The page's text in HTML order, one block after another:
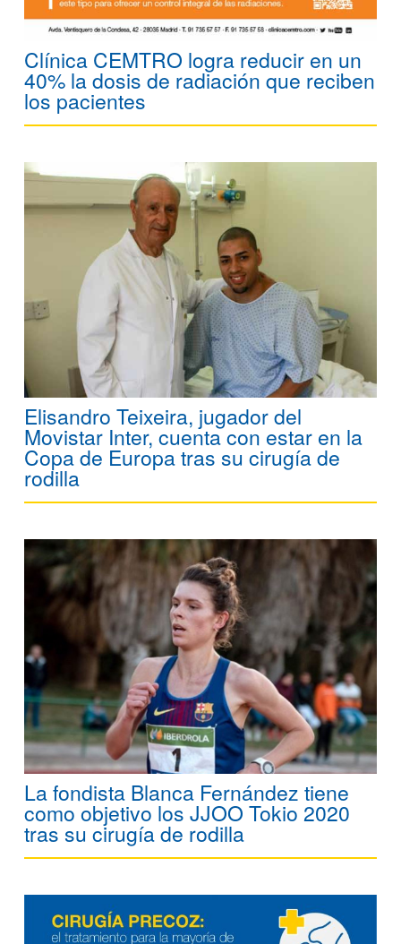
Clínica CEMTRO logra reducir en un
40% la dosis de radiación que reciben
los pacientes
Elisandro Teixeira, jugador del
Movistar Inter, cuenta con estar en la
Copa de Europa tras su cirugía de
rodilla
La fondista Blanca Fernández tiene
como objetivo los JJOO Tokio 2020
tras su cirugía de rodilla